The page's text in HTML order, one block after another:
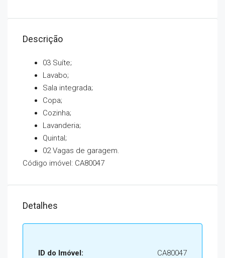
Descrição
03 Suíte;
Lavabo;
Sala integrada;
Copa;
Cozinha;
Lavanderia;
Quintal;
02 Vagas de garagem.
Código imóvel: CA80047
Detalhes
ID do Imóvel: CA80047